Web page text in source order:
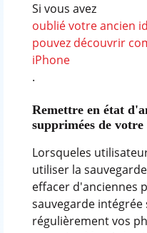
Si vous avez
oublié votre ancien
pouvez découvrir
iPhone
.
Remettre en état
supprimées de
Lorsqueles
utiliser la
effacer d'anciennes
sauvegarde intégrée
régulièrement vos